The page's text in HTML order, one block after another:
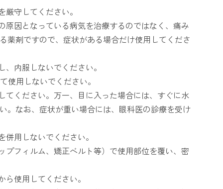
厳守してください。
原因となっている病気を治療するのではなく、痛み
薬剤ですので、症状がある場合だけ使用してくださ
内服しないでください。
使用しないでください。
てください。万一、目に入った場合には、すぐに水
。なお、症状が重い場合には、眼科医の診療を受け
用しないでください。
プフィルム、矯正ベルト等）で使用部位を覆い、密
使用してください。